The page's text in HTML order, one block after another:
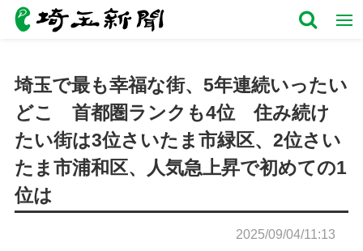
埼玉で最も幸福な街、5年連続いったい
どこ 首都圏ランクも4位 住み続け
たい街は3位さいたま市緑区、2位さい
たま市浦和区、人気急上昇で初めての1
位は
2025/09/04/11:13